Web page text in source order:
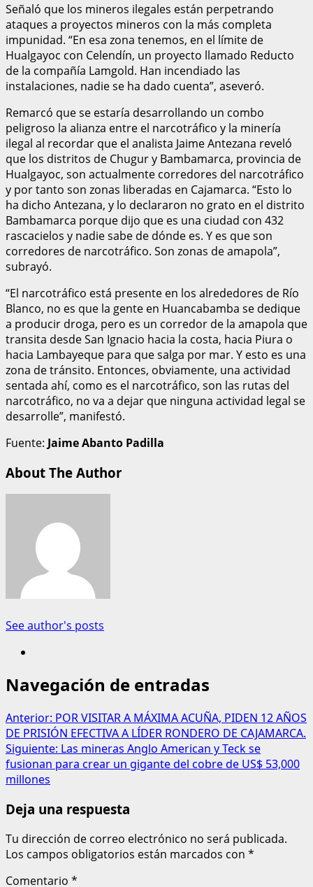
Señaló que los mineros ilegales están perpetrando
ataques a proyectos mineros con la más completa
impunidad. “En esa zona tenemos, en el límite de
Hualgayoc con Celendín, un proyecto llamado Reducto
de la compañía Lamgold. Han incendiado las
instalaciones, nadie se ha dado cuenta”, aseveró.
Remarcó que se estaría desarrollando un combo
peligroso la alianza entre el narcotráfico y la minería
ilegal al recordar que el analista Jaime Antezana reveló
que los distritos de Chugur y Bambamarca, provincia de
Hualgayoc, son actualmente corredores del narcotráfico
y por tanto son zonas liberadas en Cajamarca. “Esto lo
ha dicho Antezana, y lo declararon no grato en el distrito
Bambamarca porque dijo que es una ciudad con 432
rascacielos y nadie sabe de dónde es. Y es que son
corredores de narcotráfico. Son zonas de amapola”,
subrayó.
“El narcotráfico está presente en los alrededores de Río
Blanco, no es que la gente en Huancabamba se dedique
a producir droga, pero es un corredor de la amapola que
transita desde San Ignacio hacia la costa, hacia Piura o
hacia Lambayeque para que salga por mar. Y esto es una
zona de tránsito. Entonces, obviamente, una actividad
sentada ahí, como es el narcotráfico, son las rutas del
narcotráfico, no va a dejar que ninguna actividad legal se
desarrolle”, manifestó.
Fuente: Jaime Abanto Padilla
About The Author
See author's posts
Navegación de entradas
Anterior: POR VISITAR A MÁXIMA ACUÑA, PIDEN 12 AÑOS
DE PRISIÓN EFECTIVA A LÍDER RONDERO DE CAJAMARCA.
Siguiente: Las mineras Anglo American y Teck se
fusionan para crear un gigante del cobre de US$ 53,000
millones
Deja una respuesta
Tu dirección de correo electrónico no será publicada.
Los campos obligatorios están marcados con *
Comentario *